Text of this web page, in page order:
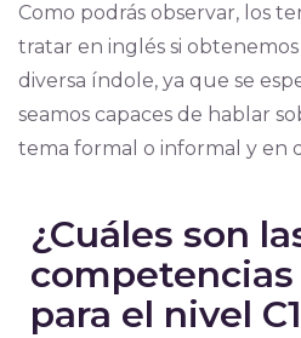
Como podrás observar, los
tratar en inglés si obtenemos
diversa índole, ya que se
seamos capaces de hablar
tema formal o informal y en
¿Cuáles son
para el nivel